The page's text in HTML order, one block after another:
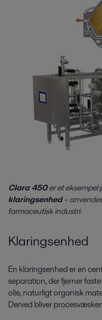
Clara 450er et eksempel
klaringsenhed–
farmaceutisk industri.
Klaringsenhed
En klaringsenhed er en
separation, der fjerner
olie, naturligt organisk
Derved bliver